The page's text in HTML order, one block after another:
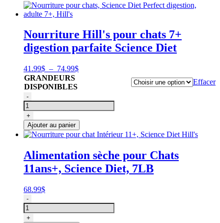
Nourriture Hill's pour chats 7+
digestion parfaite Science Diet
41.99$ – 74.99$Plage
à
74.99$
GRANDEURS
DISPONIBLES
Effacer
quantité
de
Nourriture
pour
chats,
Science
Perfect
digestion,
adulte
Hill's
-
+
Ajouter au panier
Alimentation sèche pour Chats
11ans+, Science Diet, 7LB
68.99$
quantité
de
Nourriture
-
+